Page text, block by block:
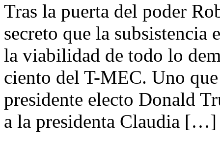
Tras la puerta del poder
secreto que la
la viabilidad de todo lo
ciento del T-MEC. Uno
presidente electo Donald
a la presidenta Claudia […]